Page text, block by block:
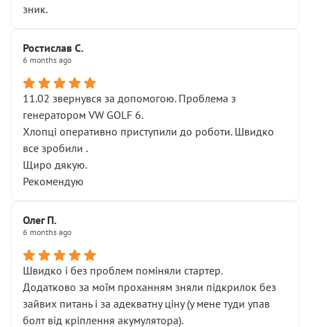
зник.
Ростислав С.
6 months ago
11.02 звернувся за допомогою. Проблема з
генератором VW GOLF 6.
Хлопці оперативно приступили до роботи. Швидко
все зробили .
Щиро дякую.
Рекомендую
Олег П.
6 months ago
Швидко і без проблем поміняли стартер.
Додатково за моїм проханням зняли підкрилок без
зайвих питань і за адекватну ціну (у мене туди упав
болт від кріплення акумулятора).